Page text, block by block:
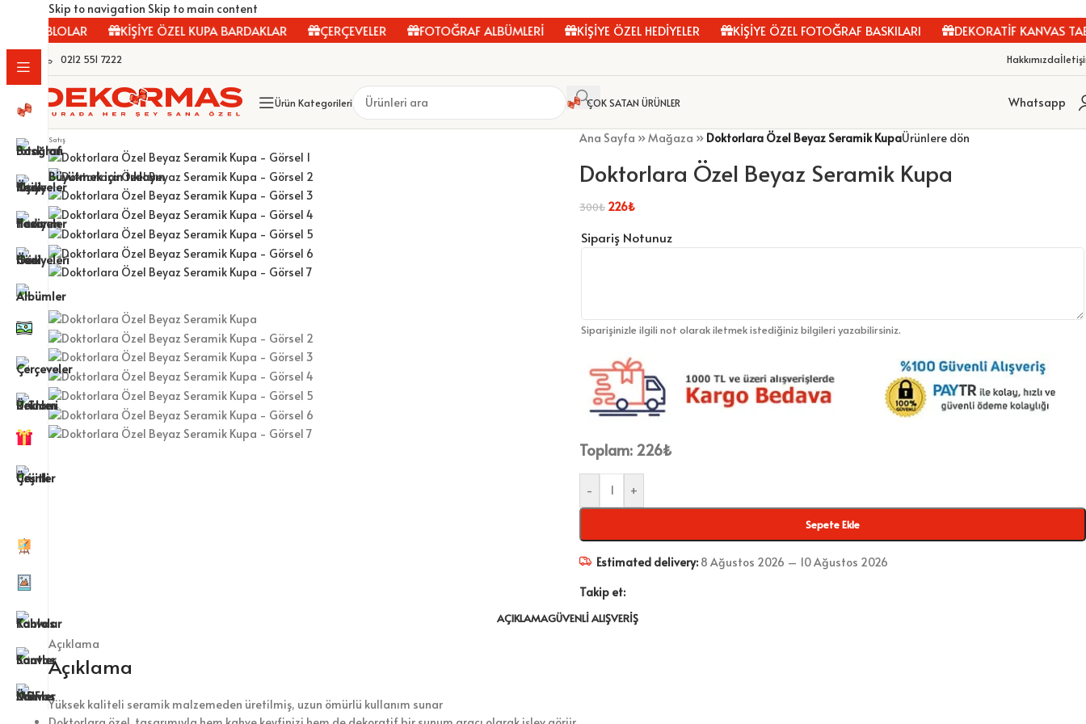
Skip to navigation Skip to main content
TABLOLAR KİŞİYE ÖZEL KUPA BARDAKLAR ÇERÇEVELER FOTOĞRAF ALBÜMLERİ KİŞİYE ÖZEL HEDİYELER KİŞİYE ÖZEL FOTOĞRAF BASKILARI DEKORATİF KANVAS
0212 551 7222 Hakkımızda
Ürün Kategorileri ÇOK SATAN ÜRÜNLER Whatsapp
Satış
Büyütmek için tıklayın
Ana Sayfa »Mağaza » Doktorlara Özel Beyaz Seramik KupaÜrünlere dön
Doktorlara Özel Beyaz Seramik Kupa
300₺ 226₺
Sipariş Notunuz
Siparişinizle ilgili not olarak iletmek istediğiniz bilgileri yazabilirsiniz.
Toplam: 226₺
- +
Sepete Ekle
Estimated delivery: 8 Ağustos 2026 – 10 Ağustos 2026
Takip et:
AÇIKLAMAGÜVENLI ALIŞVERIŞ
Açıklama
Açıklama
Yüksek kaliteli seramik malzemeden üretilmiş, uzun ömürlü kullanım sunar